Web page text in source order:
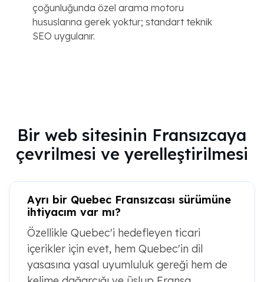
çoğunluğunda özel arama motoru
hususlarına gerek yoktur; standart teknik
SEO uygulanır.
Bir web sitesinin Fransızcaya
çevrilmesi ve yerelleştirilmesi
Ayrı bir Quebec Fransızcası sürümüne
ihtiyacım var mı?
Özellikle Quebec'i hedefleyen ticari
içerikler için evet, hem Quebec'in dil
yasasına yasal uyumluluk gereği hem de